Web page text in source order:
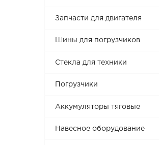
Запчасти для двигателя
Шины для погрузчиков
Стекла для техники
Погрузчики
Аккумуляторы тяговые
Навесное оборудование